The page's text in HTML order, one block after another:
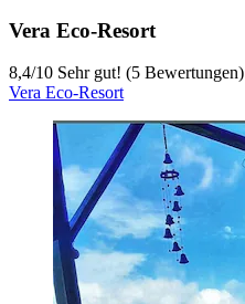
Vera Eco-Resort
8,4/10 Sehr gut! (5 Bewertungen)
Vera Eco-Resort